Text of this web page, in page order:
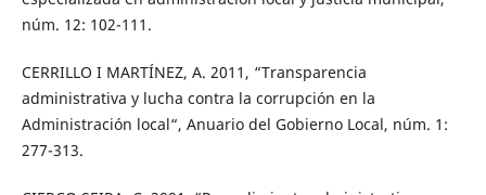
núm. 12: 102-111.
CERRILLO I MARTÍNEZ, A. 2011, “Transparencia
administrativa y lucha contra la corrupción en la
Administración local“, Anuario del Gobierno Local, núm. 1:
277-313.